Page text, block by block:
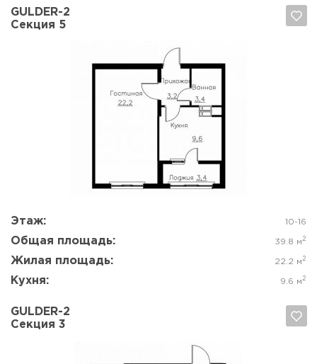
GULDER-2
Секция 5
Этаж: 10-16
Общая площадь: 39.8 м 2
Жилая площадь: 22.2 м 2
Кухня: 9.6 м 2
GULDER-2
Секция 3